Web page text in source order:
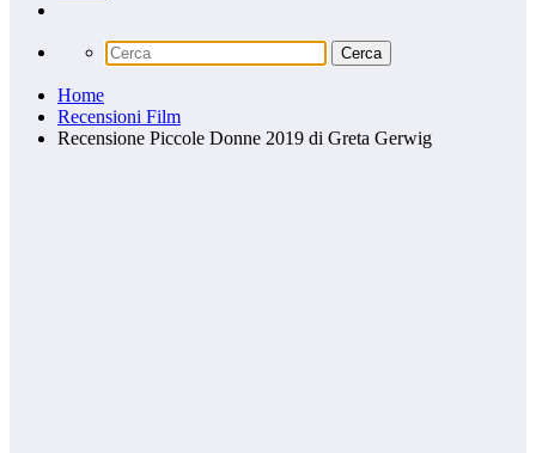
Home
Recensioni Film
Recensione Piccole Donne 2019 di Greta Gerwig